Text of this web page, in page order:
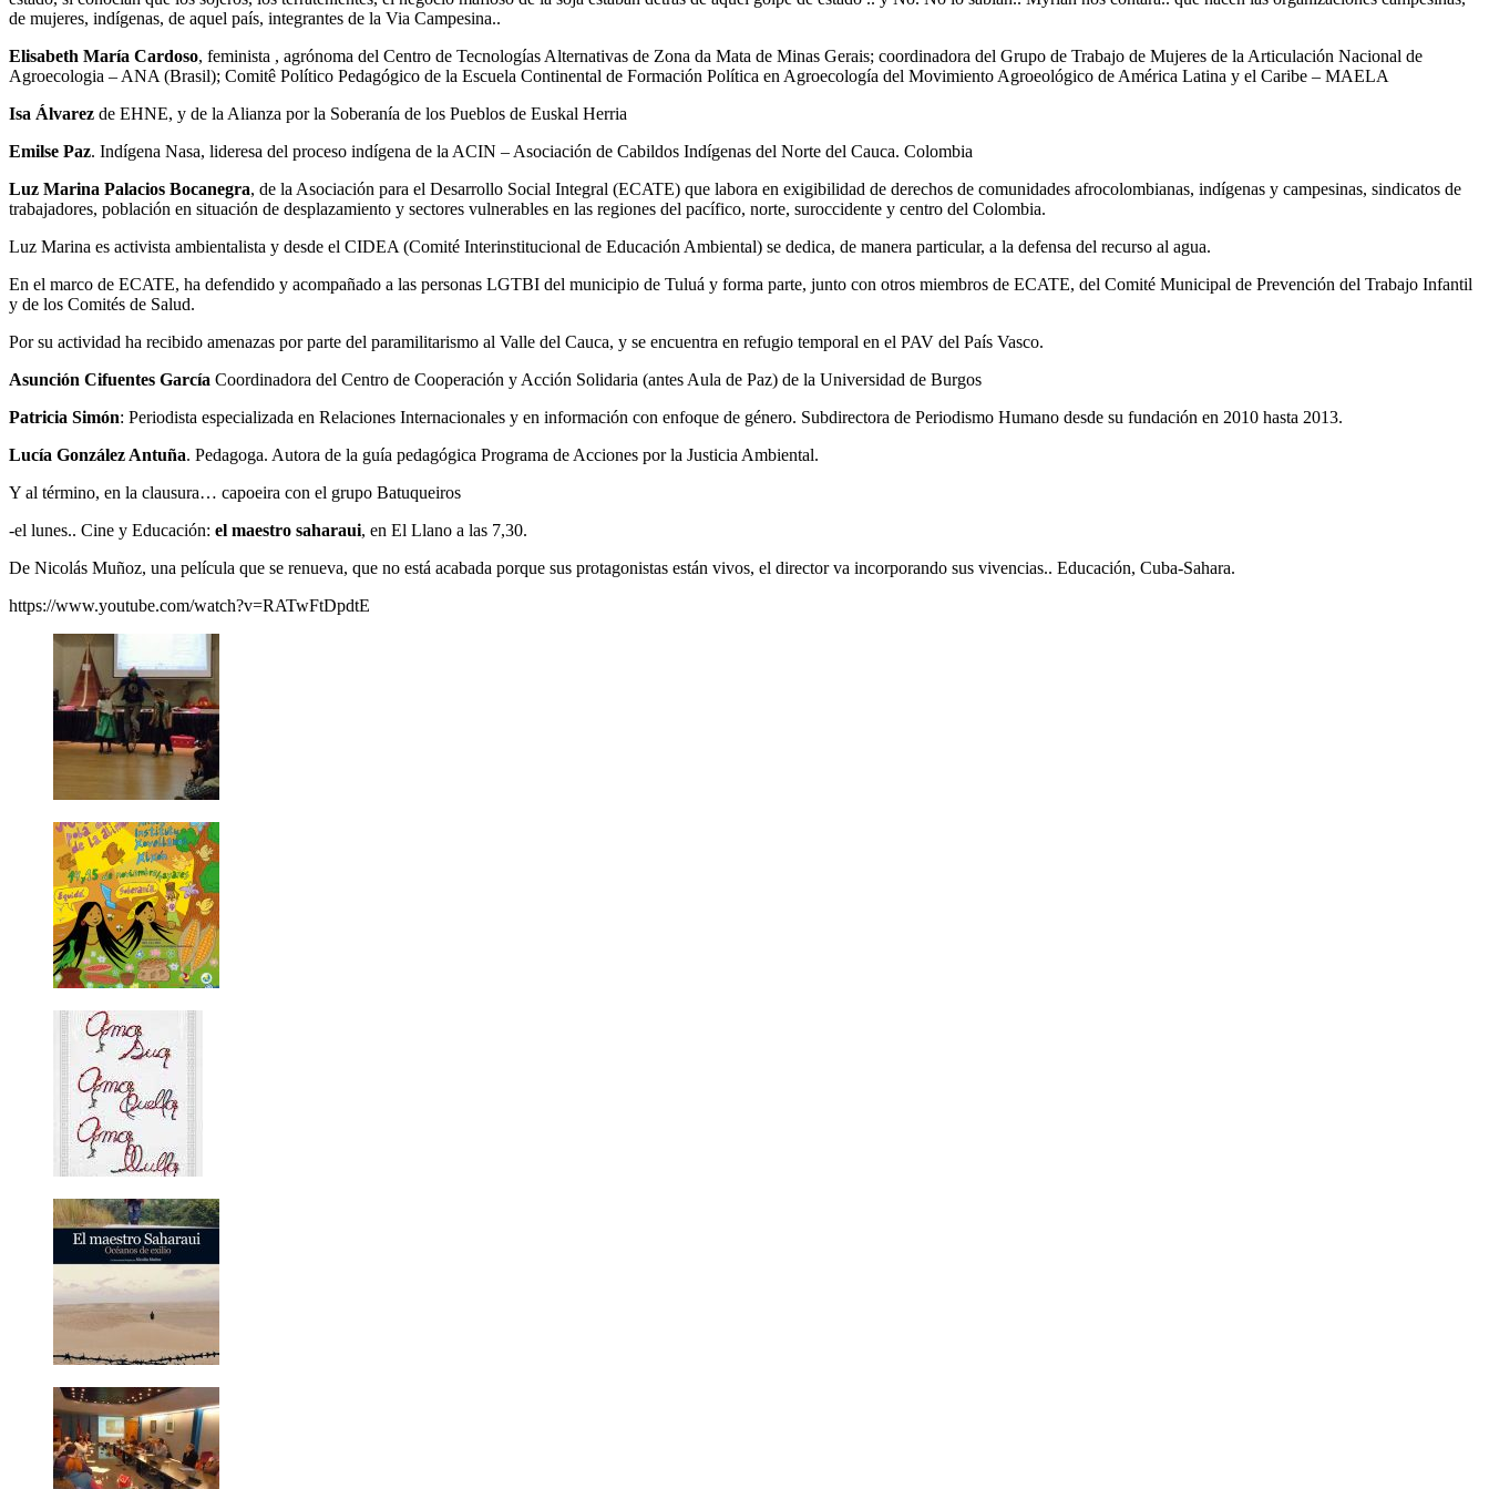
de mujeres, indígenas, de aquel país, integrantes de la Via Campesina..
Elisabeth María Cardoso, feminista , agrónoma del Centro de Tecnologías Alternativas de Zona da Mata de Minas Gerais; coordinadora del Grupo de Trabajo de Mujeres de la Articulación Nacional de
Agroecologia – ANA (Brasil); Comitê Político Pedagógico de la Escuela Continental de Formación Política en Agroecología del Movimiento Agroeológico de América Latina y el Caribe – MAELA
Isa Álvarez de EHNE, y de la Alianza por la Soberanía de los Pueblos de Euskal Herria
Emilse Paz. Indígena Nasa, lideresa del proceso indígena de la ACIN – Asociación de Cabildos Indígenas del Norte del Cauca. Colombia
Luz Marina Palacios Bocanegra, de la Asociación para el Desarrollo Social Integral (ECATE) que labora en exigibilidad de derechos de comunidades afrocolombianas, indígenas y campesinas, sindicatos de
trabajadores, población en situación de desplazamiento y sectores vulnerables en las regiones del pacífico, norte, suroccidente y centro del Colombia.
Luz Marina es activista ambientalista y desde el CIDEA (Comité Interinstitucional de Educación Ambiental) se dedica, de manera particular, a la defensa del recurso al agua.
En el marco de ECATE, ha defendido y acompañado a las personas LGTBI del municipio de Tuluá y forma parte, junto con otros miembros de ECATE, del Comité Municipal de Prevención del Trabajo Infantil
y de los Comités de Salud.
Por su actividad ha recibido amenazas por parte del paramilitarismo al Valle del Cauca, y se encuentra en refugio temporal en el PAV del País Vasco.
Asunción Cifuentes García Coordinadora del Centro de Cooperación y Acción Solidaria (antes Aula de Paz) de la Universidad de Burgos
Patricia Simón: Periodista especializada en Relaciones Internacionales y en información con enfoque de género. Subdirectora de Periodismo Humano desde su fundación en 2010 hasta 2013.
Lucía González Antuña. Pedagoga. Autora de la guía pedagógica Programa de Acciones por la Justicia Ambiental.
Y al término, en la clausura… capoeira con el grupo Batuqueiros
-el lunes.. Cine y Educación: el maestro saharaui, en El Llano a las 7,30.
De Nicolás Muñoz, una película que se renueva, que no está acabada porque sus protagonistas están vivos, el director va incorporando sus vivencias.. Educación, Cuba-Sahara.
https://www.youtube.com/watch?v=RATwFtDpdtE